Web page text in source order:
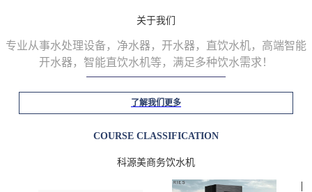
关于我们
专业从事水处理设备，净水器，开水器，直饮水机，高端智能
开水器，智能直饮水机等，满足多种饮水需求！
了解我们更多
COURSE CLASSIFICATION
科源美商务饮水机
|